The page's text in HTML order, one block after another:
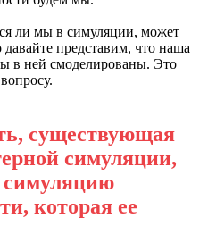
ли мы в симуляции, может
представим, что наша
в ней смоделированы. Это
существующая
симуляции,
симуляцию
которая ее